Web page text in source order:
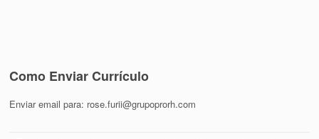
Como Enviar Currículo
Enviar email para: rose.furii@grupoprorh.com